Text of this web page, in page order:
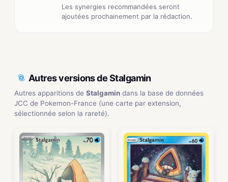
Les synergies recommandées seront
ajoutées prochainement par la rédaction.
Autres versions de Stalgamin
Autres apparitions de Stalgamin dans la base de données
JCC de Pokemon-France (une carte par extension,
sélectionnée selon la rareté).